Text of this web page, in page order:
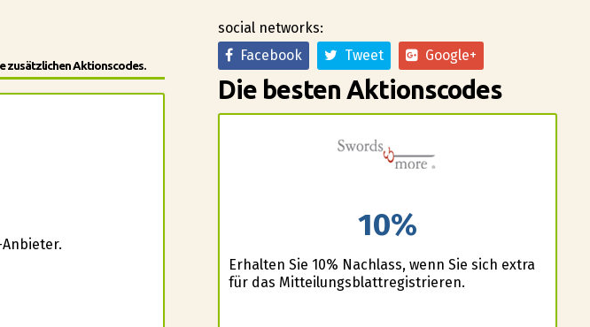
zusätzlichen Aktionscodes.
social networks:
Facebook
Tweet Google+
Die besten Aktionscodes
10%
Erhalten Sie 10% Nachlass, wenn Sie sich extra
für das Mitteilungsblattregistrieren.